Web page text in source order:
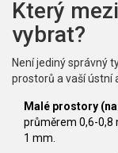
Který
vybrat?
Není jediný správný
prostorů a vaší ústní
Malé prostory
průměrem 0,6-0,8
1 mm.